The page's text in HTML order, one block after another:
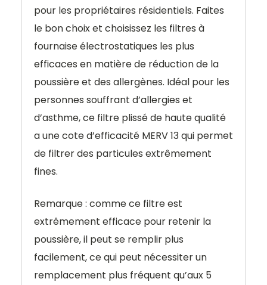
pour les propriétaires résidentiels. Faites
le bon choix et choisissez les filtres à
fournaise électrostatiques les plus
efficaces en matière de réduction de la
poussière et des allergènes. Idéal pour les
personnes souffrant d’allergies et
d’asthme, ce filtre plissé de haute qualité
a une cote d’efficacité MERV 13 qui permet
de filtrer des particules extrêmement
fines.
Remarque : comme ce filtre est
extrêmement efficace pour retenir la
poussière, il peut se remplir plus
facilement, ce qui peut nécessiter un
remplacement plus fréquent qu’aux 5